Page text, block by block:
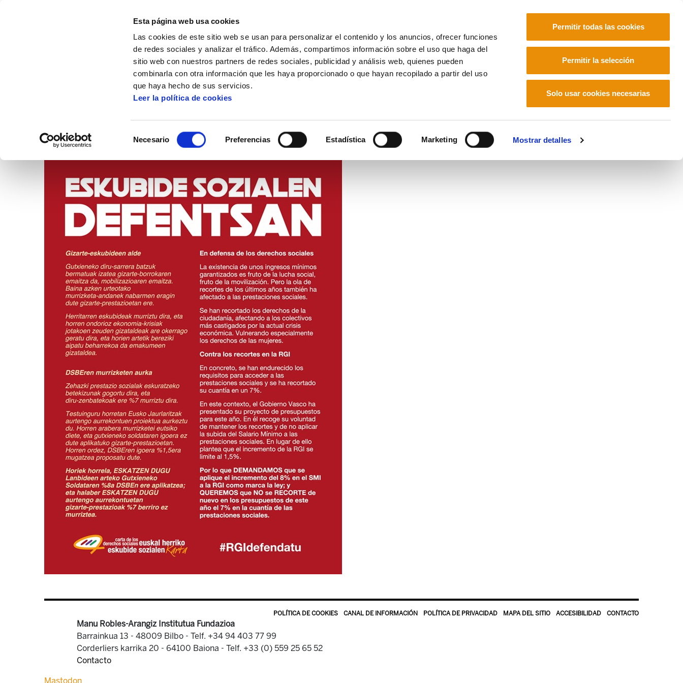
Esta página web usa cookies
Las cookies de este sitio web se usan para personalizar el contenido y los anuncios, ofrecer funciones
de redes sociales y analizar el tráfico. Además, compartimos información sobre el uso que haga del
sitio web con nuestros partners de redes sociales, publicidad y análisis web, quienes pueden
combinarla con otra información que les haya proporcionado o que hayan recopilado a partir del uso
que haya hecho de sus servicios.
Leer la política de cookies
Necesario Preferencias Estadística Marketing Mostrar detalles
Permitir todas las cookies
Permitir la selección
Solo usar cookies necesarias
Centro de documentación Enlaces 1 de abril manifa en Bilbo: defendamos el RGI
POLÍTICA DE COOKIES CANAL DE INFORMACIÓN POLÍTICA DE PRIVACIDAD MAPA DEL SITIO ACCESIBILIDAD CONTACTO
Manu Robles-Arangiz Institutua Fundazioa
Barrainkua 13 - 48009 Bilbo - Telf. +34 94 403 77 99
Corderliers karrika 20 - 64100 Baiona - Telf. +33 (0) 559 25 65 52
Contacto
Mastodon